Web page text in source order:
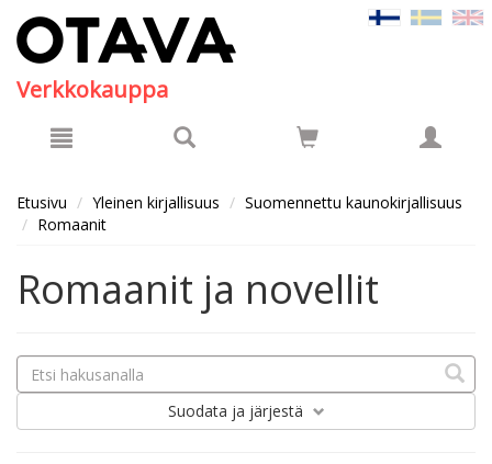
Verkkokauppa
Etusivu Yleinen kirjallisuus
Suomennettu kaunokirjallisuus
Romaanit
Romaanit ja novellit
Suodata ja järjestä